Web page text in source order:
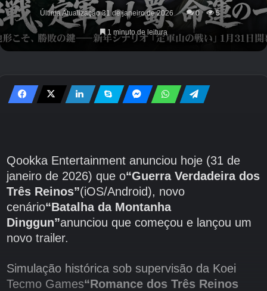
Última Atualização 31 de janeiro de 2026 0 5
1 minuto de leitura
Qookka Entertainment anunciou hoje (31 de
janeiro de 2026) que o“Guerra Verdadeira dos
Três Reinos”(iOS/Android), novo
cenário“Batalha da Montanha
Dinggun”anunciou que começou e lançou um
novo trailer.
Simulação histórica sob supervisão da Koei
Tecmo Games“Romance dos Três Reinos